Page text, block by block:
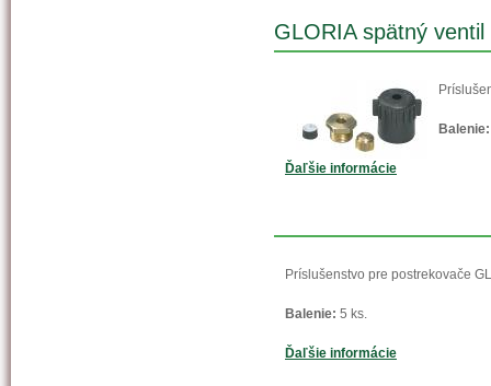
GLORIA spätný
Balenie:
Ďaľšie informácie
Príslušenstvo pre postrekovače
Balenie: 5 ks.
Ďaľšie informácie